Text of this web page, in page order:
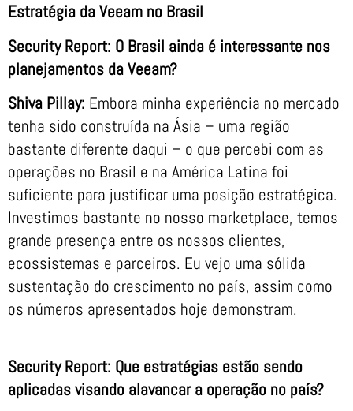
Estratégia da Veeam no Brasil
Security Report: O Brasil ainda é interessante nos
planejamentos da Veeam?
Shiva Pillay: Embora minha experiência no mercado
tenha sido construída na Ásia – uma região
bastante diferente daqui – o que percebi com as
operações no Brasil e na América Latina foi
suficiente para justificar uma posição estratégica.
Investimos bastante no nosso marketplace, temos
grande presença entre os nossos clientes,
ecossistemas e parceiros. Eu vejo uma sólida
sustentação do crescimento no país, assim como
os números apresentados hoje demonstram.
Security Report: Que estratégias estão sendo
aplicadas visando alavancar a operação no país?